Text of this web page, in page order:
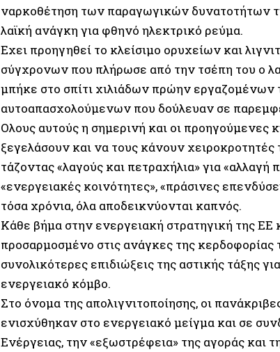
ναρκοθέτηση των παραγωγικών δυνατοτήτων
λαϊκή ανάγκη για φθηνό ηλεκτρικό ρεύμα.
Εχει προηγηθεί το κλείσιμο ορυχείων και
σύγχρονων που πλήρωσε από την τσέπη του ο
μπήκε στο σπίτι χιλιάδων πρώην
αυτοαπασχολούμενων που δούλευαν σε
Ολους αυτούς η σημερινή και οι προηγούμενες
ξεγελάσουν και να τους κάνουν χειροκροτητές
τάζοντας «λαγούς και πετραχήλια» για
«ενεργειακές κοινότητες», «πράσινες
τόσα χρόνια, όλα αποδεικνύονται καπνός.
Κάθε βήμα στην ενεργειακή στρατηγική της
προσαρμοσμένο στις ανάγκες της
συνολικότερες επιδιώξεις της αστικής τάξης
ενεργειακό κόμβο.
Στο όνομα της απολιγνιτοποίησης, οι
ενισχύθηκαν στο ενεργειακό μείγμα και σε
Ενέργειας, την «εξωστρέφεια» της αγοράς και